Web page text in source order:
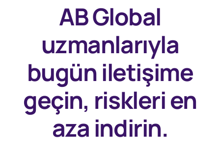
AB Global
uzmanlarıyla
bugüniletişime
geçin, riskleri en
aza indirin.